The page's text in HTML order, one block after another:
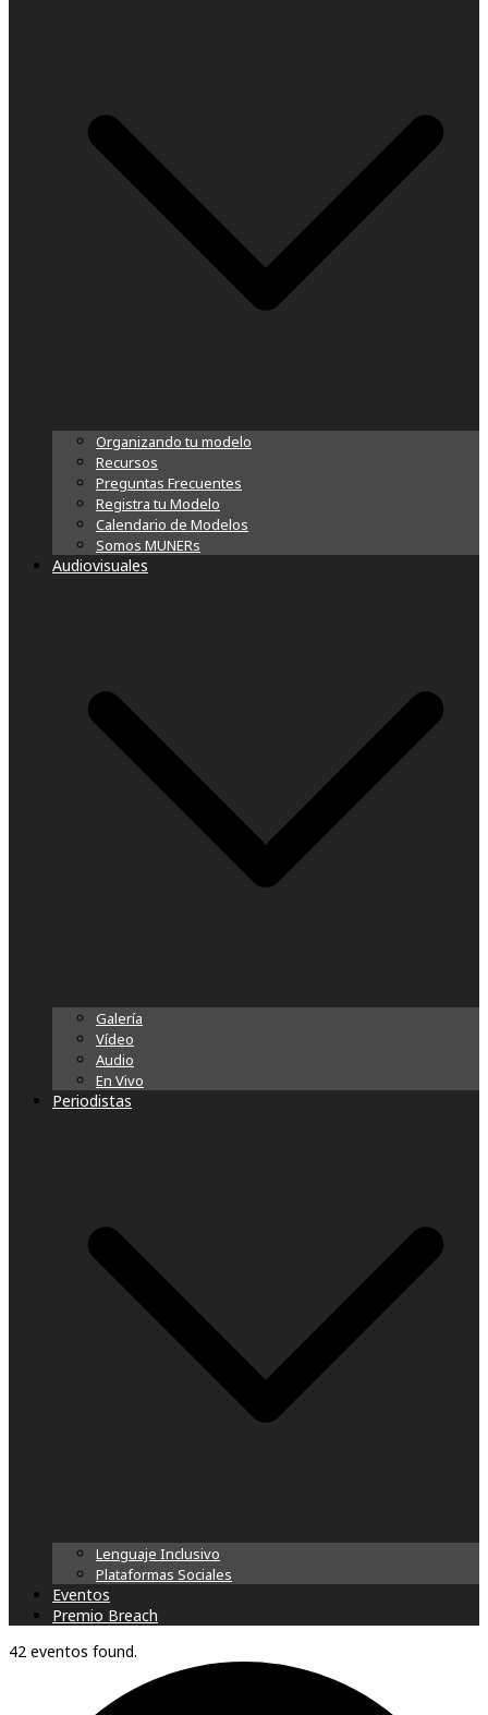
Organizando tu modelo
Recursos
Preguntas Frecuentes
Registra tu Modelo
Calendario de Modelos
Somos MUNERs
Audiovisuales
Galería
Vídeo
Audio
En Vivo
Periodistas
Lenguaje Inclusivo
Plataformas Sociales
Eventos
Premio Breach
42 eventos found.